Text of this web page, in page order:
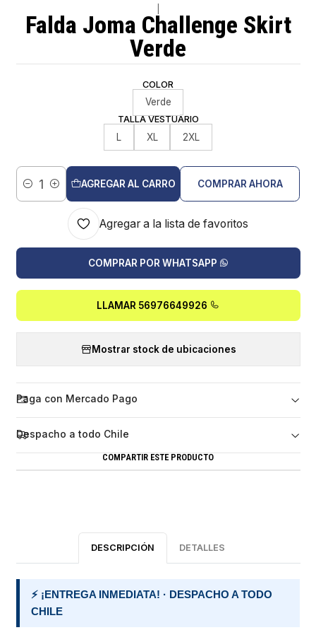
Falda Joma Challenge Skirt
Verde
COLOR
Verde
TALLA VESTUARIO
L XL 2XL
Cantidad
AGREGAR AL CARRO COMPRAR AHORA
Agregar a la lista de favoritos
COMPRAR POR WHATSAPP
LLAMAR 56976649926
Mostrar stock de ubicaciones
Paga con Mercado Pago
Despacho a todo Chile
COMPARTIR ESTE PRODUCTO
DESCRIPCIÓN DETALLES
⚡ ¡ENTREGA INMEDIATA! · DESPACHO A TODO
CHILE